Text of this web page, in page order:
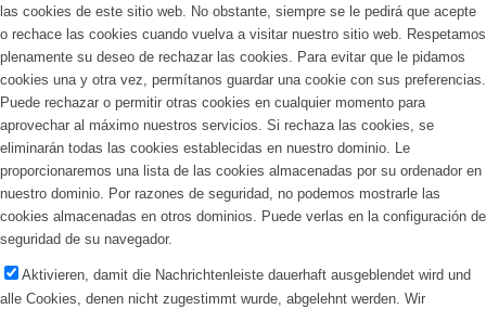
las cookies de este sitio web. No obstante, siempre se le pedirá que acepte
o rechace las cookies cuando vuelva a visitar nuestro sitio web. Respetamos
plenamente su deseo de rechazar las cookies. Para evitar que le pidamos
cookies una y otra vez, permítanos guardar una cookie con sus preferencias.
Puede rechazar o permitir otras cookies en cualquier momento para
aprovechar al máximo nuestros servicios. Si rechaza las cookies, se
eliminarán todas las cookies establecidas en nuestro dominio. Le
proporcionaremos una lista de las cookies almacenadas por su ordenador en
nuestro dominio. Por razones de seguridad, no podemos mostrarle las
cookies almacenadas en otros dominios. Puede verlas en la configuración de
seguridad de su navegador.
Aktivieren, damit die Nachrichtenleiste dauerhaft ausgeblendet wird und
alle Cookies, denen nicht zugestimmt wurde, abgelehnt werden. Wir